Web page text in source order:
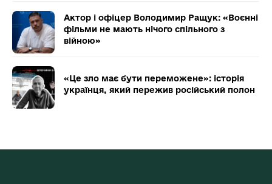
Актор і офіцер Володимир Ращук: «Воєнні
фільми не мають нічого спільного з
війною»
«Це зло має бути переможене»: історія
українця, який пережив російський полон